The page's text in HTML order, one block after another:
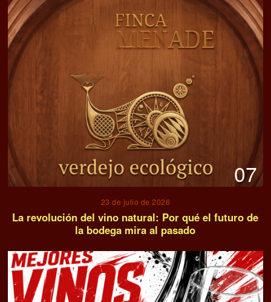
07
23 de julio de 2026
La revolución del vino natural: Por qué el futuro de
la bodega mira al pasado